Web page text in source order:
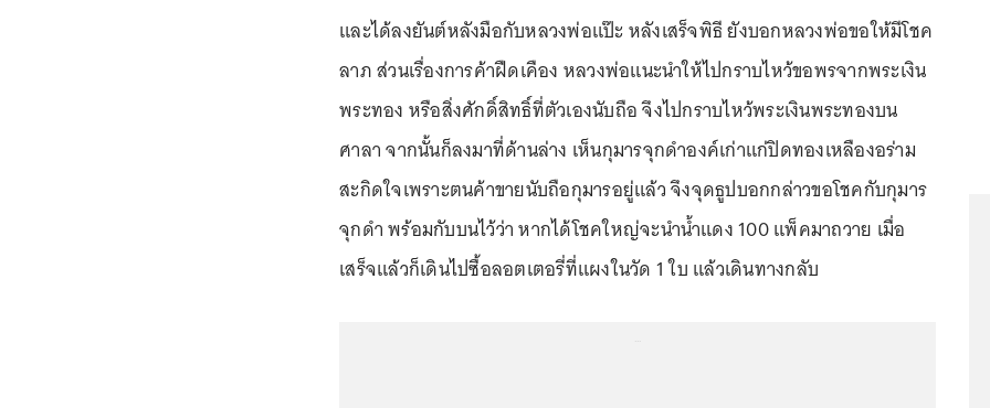
และได้ลงยันต์หลังมือกับหลวงพ่อแป๊ะ หลังเสร็จพิธี ยังบอกหลวงพ่อขอให้มีโชค
ลาภ ส่วนเรื่องการค้าฝืดเคือง หลวงพ่อแนะนำให้ไปกราบไหว้ขอพรจากพระเงิน
พระทอง หรือสิ่งศักดิ์สิทธิ์ที่ตัวเองนับถือ จึงไปกราบไหว้พระเงินพระทองบน
ศาลา จากนั้นก็ลงมาที่ด้านล่าง เห็นกุมารจุกดำองค์เก่าแก่ปิดทองเหลืองอร่าม
สะกิดใจเพราะตนค้าขายนับถือกุมารอยู่แล้ว จึงจุดธูปบอกกล่าวขอโชคกับกุมาร
จุกดำ พร้อมกับบนไว้ว่า หากได้โชคใหญ่จะนำน้ำแดง 100 แพ็คมาถวาย เมื่อ
เสร็จแล้วก็เดินไปซื้อลอตเตอรี่ที่แผงในวัด 1 ใบ แล้วเดินทางกลับ